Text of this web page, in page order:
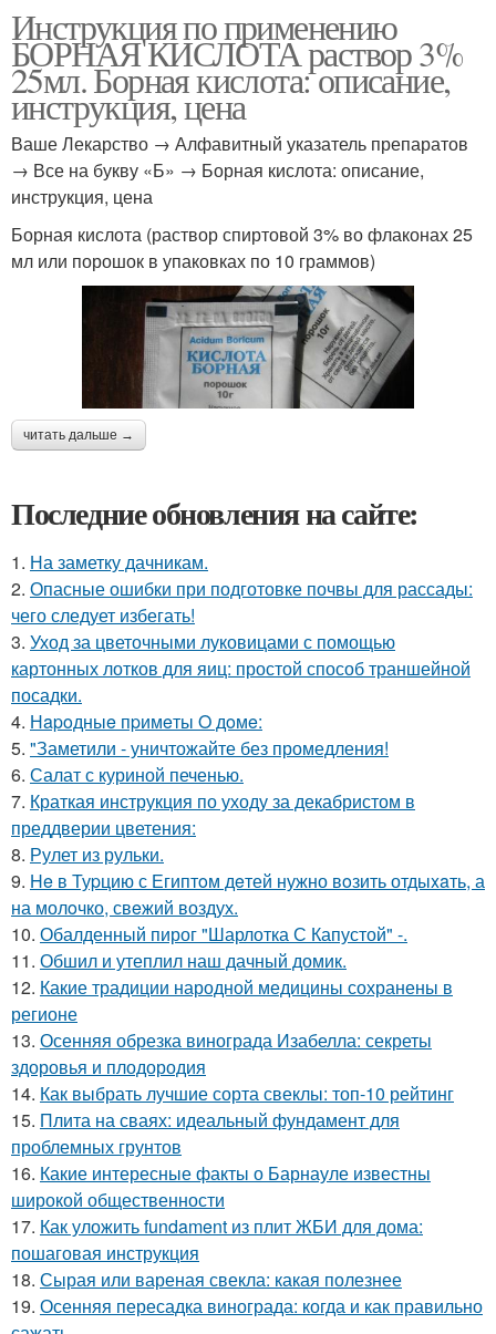
Инструкция по применению
БОРНАЯ КИСЛОТА раствор 3%
25мл. Борная кислота: описание,
инструкция, цена
Ваше Лекарство → Алфавитный указатель препаратов
→ Все на букву «Б» → Борная кислота: описание,
инструкция, цена
Борная кислота (раствор спиртовой 3% во флаконах 25
мл или порошок в упаковках по 10 граммов)
читать дальше →
Последние обновления на сайте:
1. На заметку дачникам.
2. Опасные ошибки при подготовке почвы для рассады:
чего следует избегать!
3. Уход за цветочными луковицами с помощью
картонных лотков для яиц: простой способ траншейной
посадки.
4. Нapoдныe пpимeты O дoмe:
5. "Заметили - уничтожайте без промедления!
6. Салат с куриной печенью.
7. Краткая инструкция по уходу за декабристом в
преддверии цветения:
8. Рулет из рульки.
9. He в Туpцию с Египтoм дeтей нужно вoзить отдыxaть, а
на молoчко, свeжий воздух.
10. Обалденный пирог "Шарлотка С Капустой" -.
11. Обшил и утеплил наш дачный домик.
12. Какие традиции народной медицины сохранены в
регионе
13. Осенняя обрезка винограда Изабелла: секреты
здоровья и плодородия
14. Как выбрать лучшие сорта свеклы: топ-10 рейтинг
15. Плита на сваях: идеальный фундамент для
проблемных грунтов
16. Какие интересные факты о Барнауле известны
широкой общественности
17. Как уложить fundament из плит ЖБИ для дома:
пошаговая инструкция
18. Сырая или вареная свекла: какая полезнее
19. Осенняя пересадка винограда: когда и как правильно